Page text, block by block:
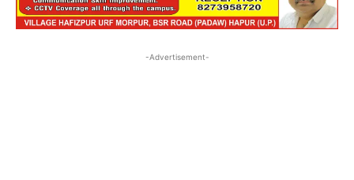
-Advertisement-